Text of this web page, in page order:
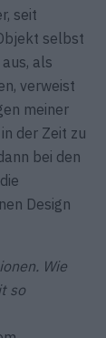
seit
selbst
als
verweist
meiner
der Zeit zu
bei den
Design
Wie
so